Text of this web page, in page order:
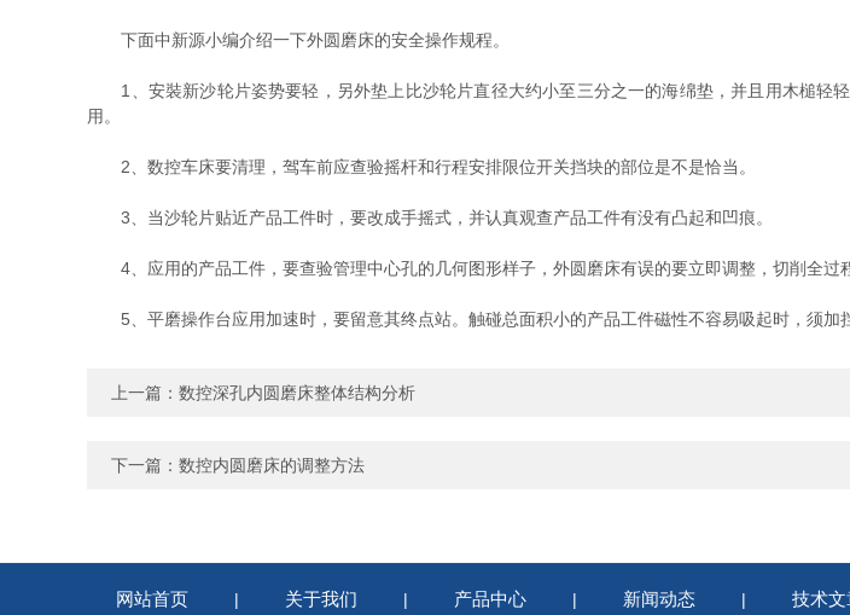
下面中新源小编介绍一下外圆磨床的安全操作规程。
1、安裝新沙轮片姿势要轻，另外垫上比沙轮片直径大约小至三分之一的海绵垫，并且用木槌轻
用。
2、数控车床要清理，驾车前应查验摇杆和行程安排限位开关挡块的部位是不是恰当。
3、当沙轮片贴近产品工件时，要改成手摇式，并认真观查产品工件有没有凸起和凹痕。
4、应用的产品工件，要查验管理中心孔的几何图形样子，外圆磨床有误的要立即调整，切削全过
5、平磨操作台应用加速时，要留意其终点站。触碰总面积小的产品工件磁性不容易吸起时，须加
上一篇： 数控深孔内圆磨床整体结构分析
下一篇： 数控内圆磨床的调整方法
网站首页 | 关于我们 | 产品中心 | 新闻动态 | 技术文